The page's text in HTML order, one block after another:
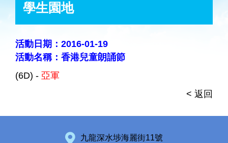
學生園地
活動日期：2016-01-19
活動名稱：香港兒童朗誦節
(6D) - 亞軍
< 返回
九龍深水埗海麗街11號